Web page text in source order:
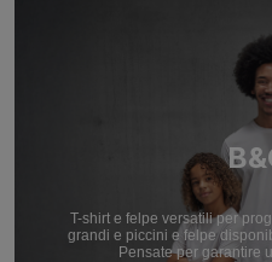
T-shirt e felpe versatili per
grandi e piccini e felpe
Pensate per garantire